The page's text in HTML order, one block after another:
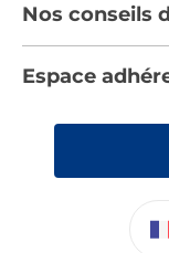
Devenez adhérent
Les Bâtisseurs du
Déclaration
Nos catalogues
Rencontres
Nos conseils
Espace